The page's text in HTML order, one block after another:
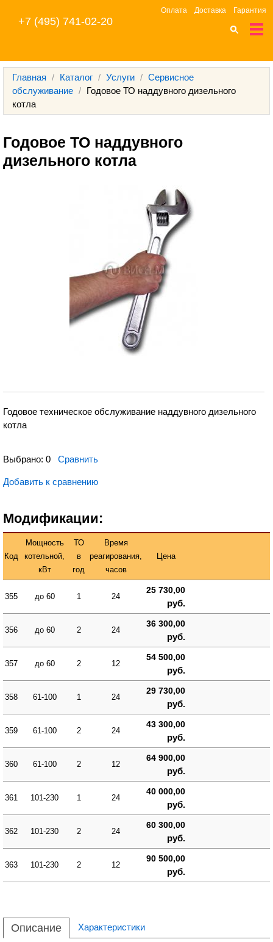
Оплата Доставка Гарантия
+7 (495) 741-02-20
Главная / Каталог / Услуги / Сервисное
обслуживание / Годовое ТО наддувного дизельного
котла
Годовое ТО наддувного
дизельного котла
Годовое техническое обслуживание наддувного дизельного
котла
Выбрано: 0 Сравнить
Добавить к сравнению
Модификации:
Код
Мощность
котельной,
кВт
ТО
в
год
Время
реагирования,
часов
Цена
355 до 60 1 24
25 730,00
руб.
356 до 60 2 24
36 300,00
руб.
357 до 60 2 12
54 500,00
руб.
358 61-100 1 24
29 730,00
руб.
359 61-100 2 24
43 300,00
руб.
360 61-100 2 12
64 900,00
руб.
361 101-230 1 24
40 000,00
руб.
362 101-230 2 24
60 300,00
руб.
363 101-230 2 12
90 500,00
руб.
Описание Характеристики